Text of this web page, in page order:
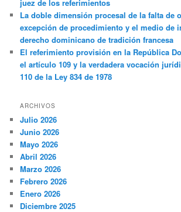
juez de los referimientos
La doble dimensión procesal de la falta de
excepción de procedimiento y el medio de
derecho dominicano de tradición francesa
El referimiento provisión en la República
el artículo 109 y la verdadera vocación
110 de la Ley 834 de 1978
ARCHIVOS
Julio 2026
Junio 2026
Mayo 2026
Abril 2026
Marzo 2026
Febrero 2026
Enero 2026
Diciembre 2025